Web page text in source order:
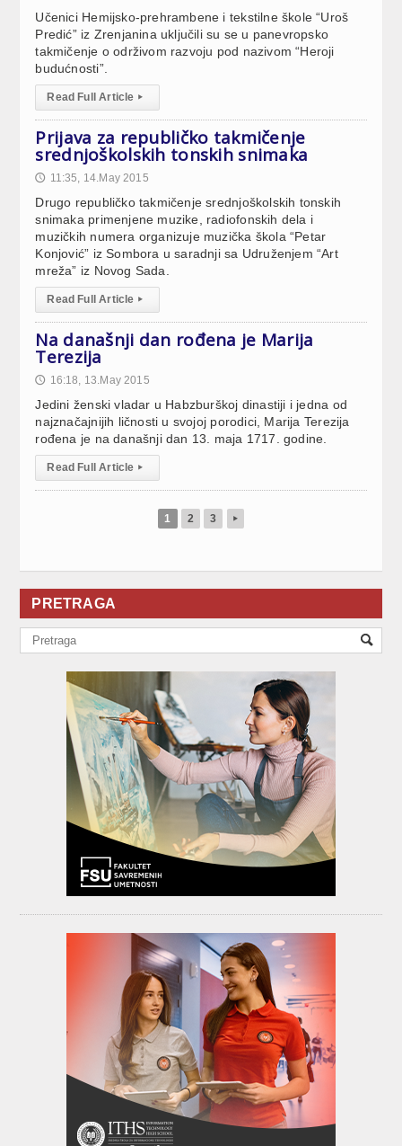
Učenici Hemijsko-prehrambene i tekstilne škole “Uroš
Predić” iz Zrenjanina uključili su se u panevropsko
takmičenje o održivom razvoju pod nazivom “Heroji
budućnosti”.
Read Full Article ▸
Prijava za republičko takmičenje
srednjoškolskih tonskih snimaka
🕔 11:35, 14.May 2015
Drugo republičko takmičenje srednjoškolskih tonskih
snimaka primenjene muzike, radiofonskih dela i
muzičkih numera organizuje muzička škola “Petar
Konjović” iz Sombora u saradnji sa Udruženjem “Art
mreža” iz Novog Sada.
Read Full Article ▸
Na današnji dan rođena je Marija
Terezija
🕔 16:18, 13.May 2015
Jedini ženski vladar u Habzburškoj dinastiji i jedna od
najznačajnijih ličnosti u svojoj porodici, Marija Terezija
rođena je na današnji dan 13. maja 1717. godine.
Read Full Article ▸
1 2 3 ▸
PRETRAGA